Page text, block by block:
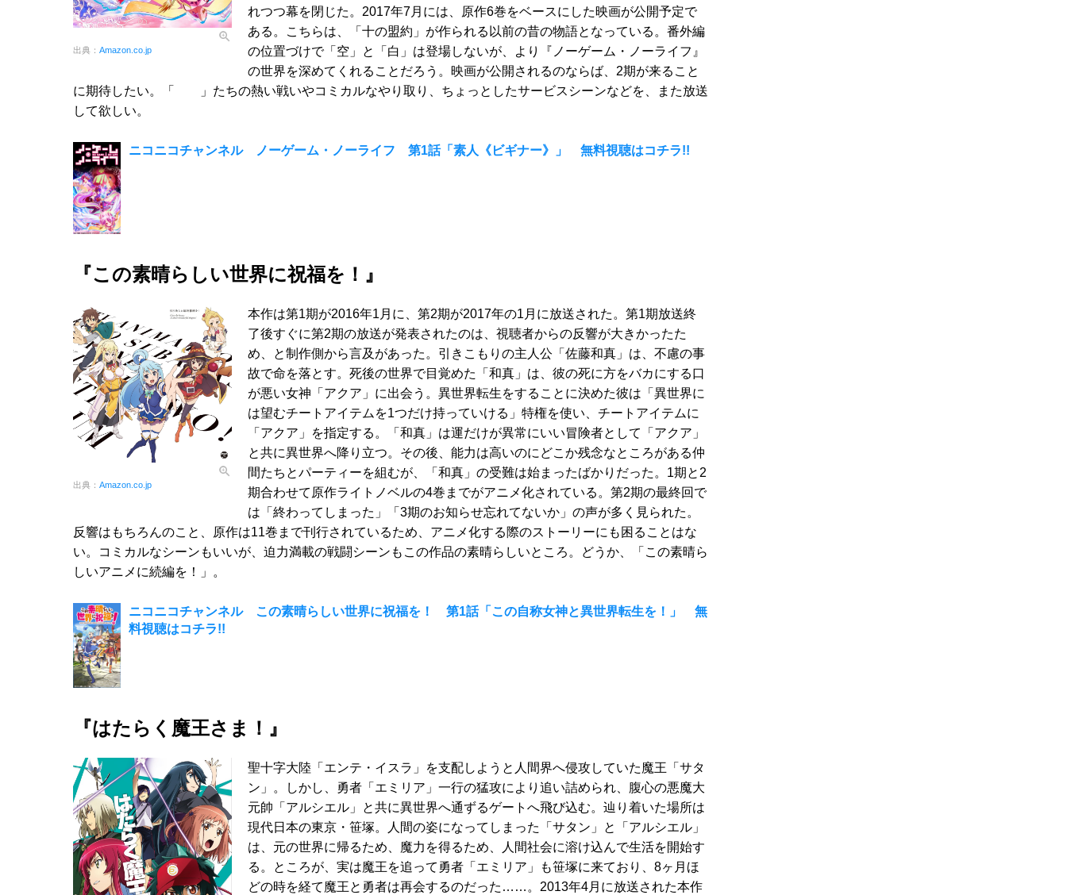
出典： Amazon.co.jp
れつつ幕を閉じた。2017年7月には、原作6巻をベースにした映画が公開予定で
ある。こちらは、「十の盟約」が作られる以前の昔の物語となっている。番外編
の位置づけで「空」と「白」は登場しないが、より『ノーゲーム・ノーライフ』
の世界を深めてくれることだろう。映画が公開されるのならば、2期が来ること
に期待したい。「 」たちの熱い戦いやコミカルなやり取り、ちょっとしたサービスシーンなどを、また放送
して欲しい。
ニコニコチャンネル ノーゲーム・ノーライフ 第1話「素人《ビギナー》」 無料視聴はコチラ!!
『この素晴らしい世界に祝福を！』
出典： Amazon.co.jp
本作は第1期が2016年1月に、第2期が2017年の1月に放送された。第1期放送終
了後すぐに第2期の放送が発表されたのは、視聴者からの反響が大きかったた
め、と制作側から言及があった。引きこもりの主人公「佐藤和真」は、不慮の事
故で命を落とす。死後の世界で目覚めた「和真」は、彼の死に方をバカにする口
が悪い女神「アクア」に出会う。異世界転生をすることに決めた彼は「異世界に
は望むチートアイテムを1つだけ持っていける」特権を使い、チートアイテムに
「アクア」を指定する。「和真」は運だけが異常にいい冒険者として「アクア」
と共に異世界へ降り立つ。その後、能力は高いのにどこか残念なところがある仲
間たちとパーティーを組むが、「和真」の受難は始まったばかりだった。1期と2
期合わせて原作ライトノベルの4巻までがアニメ化されている。第2期の最終回で
は「終わってしまった」「3期のお知らせ忘れてないか」の声が多く見られた。
反響はもちろんのこと、原作は11巻まで刊行されているため、アニメ化する際のストーリーにも困ることはな
い。コミカルなシーンもいいが、迫力満載の戦闘シーンもこの作品の素晴らしいところ。どうか、「この素晴ら
しいアニメに続編を！」。
ニコニコチャンネル この素晴らしい世界に祝福を！ 第1話「この自称女神と異世界転生を！」 無
料視聴はコチラ!!
『はたらく魔王さま！』
聖十字大陸「エンテ・イスラ」を支配しようと人間界へ侵攻していた魔王「サタ
ン」。しかし、勇者「エミリア」一行の猛攻により追い詰められ、腹心の悪魔大
元帥「アルシエル」と共に異世界へ通ずるゲートへ飛び込む。辿り着いた場所は
現代日本の東京・笹塚。人間の姿になってしまった「サタン」と「アルシエル」
は、元の世界に帰るため、魔力を得るため、人間社会に溶け込んで生活を開始す
る。ところが、実は魔王を追って勇者「エミリア」も笹塚に来ており、8ヶ月ほ
どの時を経て魔王と勇者は再会するのだった……。2013年4月に放送された本作